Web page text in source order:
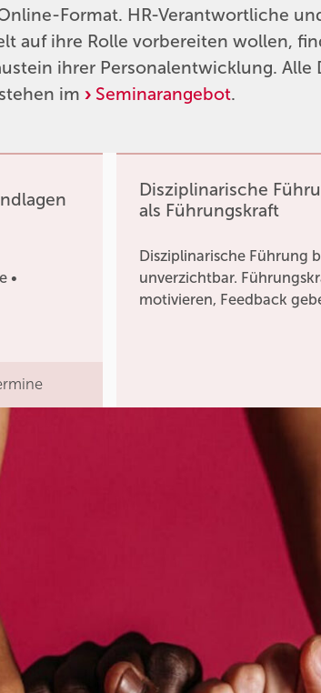
Format. HR-Verantwortliche
auf ihre Rolle vorbereiten wollen,
ihrer Personalentwicklung. Alle
im Seminarangebot.
•
Disziplinarische
als Führungskraft
Disziplinarische Führung
unverzichtbar.
motivieren, Feedback